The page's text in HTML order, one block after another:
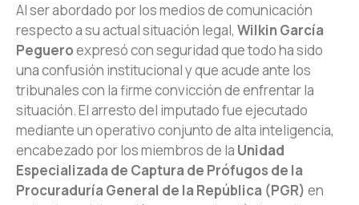
Al ser abordado por los medios de comunicación
respecto a su actual situación legal, Wilkin García
Pegueroexpresó con seguridad que todo ha sido
una confusión institucional y que acude ante los
tribunales con la firme convicción de enfrentar la
situación. El arresto del imputado fue ejecutado
mediante un operativo conjunto de alta inteligencia,
encabezado por los miembros de la Unidad
Especializada de Captura de Prófugos de la
Procuraduría General de la República (PGR) en